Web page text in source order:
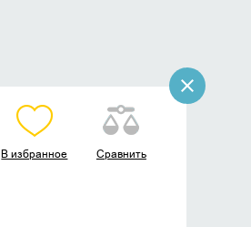
В избранное Сравнить